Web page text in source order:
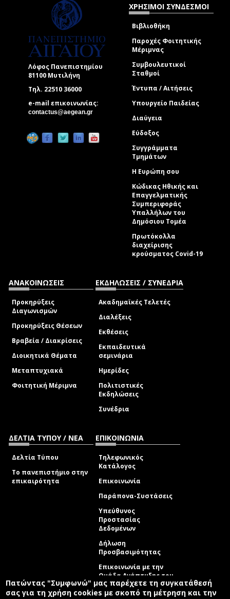
Λόφος Πανεπιστημίου
81100 Μυτιλήνη
Τηλ. 22510 36000
e-mail επικοινωνίας:
contactus@aegean.gr
ΧΡΗΣΙΜΟΙ ΣΥΝΔΕΣΜΟΙ
Βιβλιοθήκη
Παροχές Φοιτητικής
Μέριμνας
Συμβουλευτικοί
Σταθμοί
Έντυπα / Αιτήσεις
Υπουργείο Παιδείας
Διαύγεια
Εύδοξος
Συγγράμματα
Τμημάτων
Η Ευρώπη σου
Κώδικας Ηθικής και
Επαγγελματικής
Συμπεριφοράς
Υπαλλήλων του
Δημόσιου Τομέα
Πρωτόκολλα
διαχείρισης
κρούσματος Covid-19
ΑΝΑΚΟΙΝΩΣΕΙΣ
Προκηρύξεις
Διαγωνισμών
Προκηρύξεις Θέσεων
Βραβεία / Διακρίσεις
Διοικητικά Θέματα
Μεταπτυχιακά
Φοιτητική Μέριμνα
ΕΚΔΗΛΩΣΕΙΣ / ΣΥΝΕΔΡΙΑ
Ακαδημαϊκές Τελετές
Διαλέξεις
Εκθέσεις
Εκπαιδευτικά
σεμινάρια
Ημερίδες
Πολιτιστικές
Εκδηλώσεις
Συνέδρια
ΔΕΛΤΙΑ ΤΥΠΟΥ / ΝΕΑ
Δελτία Τύπου
Το πανεπιστήμιο στην
επικαιρότητα
ΕΠΙΚΟΙΝΩΝΙΑ
Τηλεφωνικός
Κατάλογος
Επικοινωνία
Παράπονα-Συστάσεις
Υπεύθυνος
Προστασίας
Δεδομένων
Δήλωση
Προσβασιμότητας
Επικοινωνία με την
Ομάδα Ανάπτυξης του
site(link sends e-mail)
Πατώντας "Συμφωνώ" μας παρέχετε τη συγκατάθεσή
σας για τη χρήση cookies με σκοπό τη μέτρηση και την